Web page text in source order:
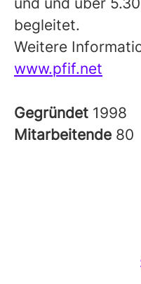
begleitet.
Weitere
www.pfif.net
Gegründet 1998
Mitarbeitende 80